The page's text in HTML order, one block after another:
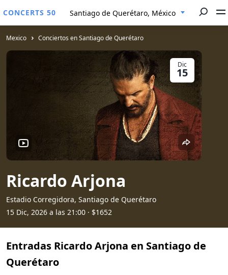
CONCERTS 50 Santiago de Querétaro, México
Mexico Conciertos en Santiago de Querétaro
Ricardo Arjona
15 Dic, 2026 a las 21:00 · $1652
Estadio Corregidora, Santiago de Querétaro
Dic
15
Entradas Ricardo Arjona en Santiago de
Querétaro